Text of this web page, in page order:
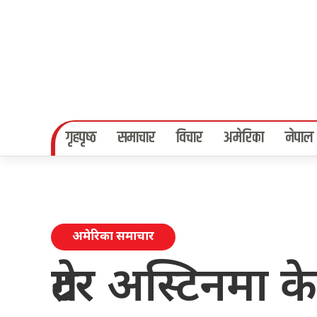
गृहपृष्‍ठ समाचार विचार अमेरिका नेपाल
अमेरिका समाचार
ग्रेटर अस्टिनमा